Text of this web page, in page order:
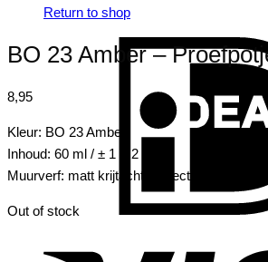
Return to shop
BO 23 Amber –
8,95
Kleur: BO 23 Amber
Inhoud: 60 ml / ± 1 m2
Muurverf: matt krijtachtig effect
Out of stock